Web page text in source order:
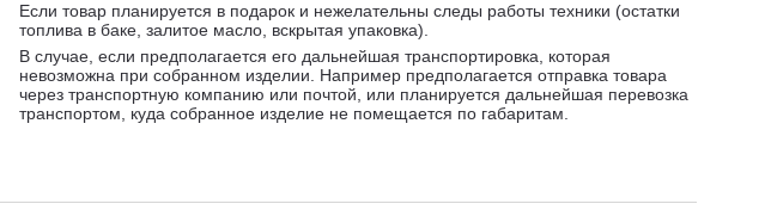
Если товар планируется в подарок и нежелательны следы работы техники (остатки
топлива в баке, залитое масло, вскрытая упаковка).
В случае, если предполагается его дальнейшая транспортировка, которая
невозможна при собранном изделии. Например предполагается отправка товара
через транспортную компанию или почтой, или планируется дальнейшая перевозка
транспортом, куда собранное изделие не помещается по габаритам.